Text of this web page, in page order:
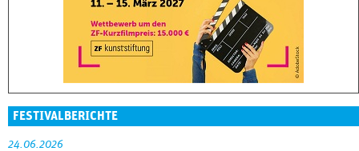
FESTIVALBERICHTE
24.06.2026